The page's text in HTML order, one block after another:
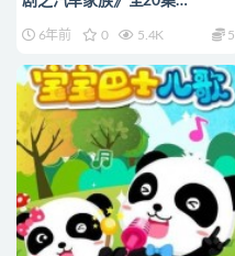
画片全系列下载
6年前 0 5.4K 5